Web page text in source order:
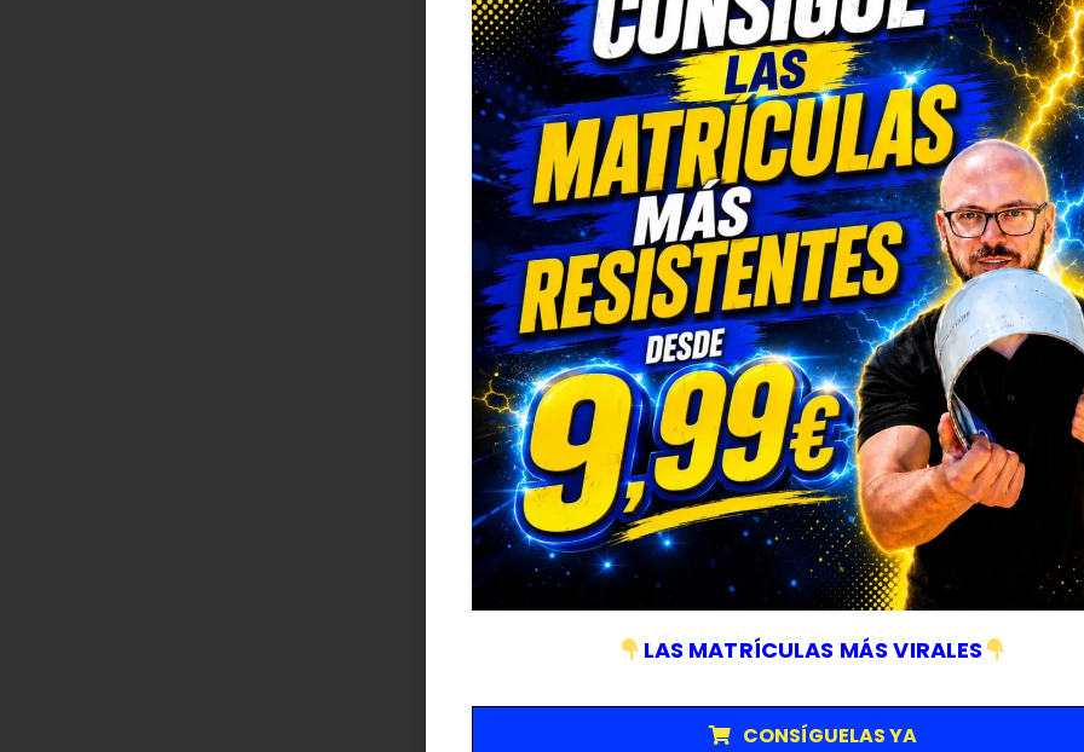
Los 7 requisitos de
homologación de placas
de matrícula en España
(según el BOE)
2 de junio de 2026
Eléctrico:
Dónde Comprarla |
Carengine
27 de mayo de 2026
LAS MATRÍCULAS MÁS VIRALES
CONSÍGUELAS YA